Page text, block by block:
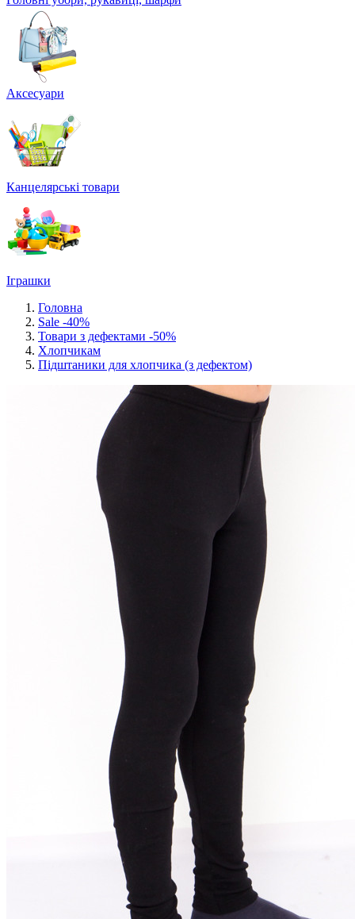
Аксесуари
Канцелярські товари
Іграшки
Головна
Sale -40%
Товари з дефектами -50%
Хлопчикам
Підштаники для хлопчика (з дефектом)